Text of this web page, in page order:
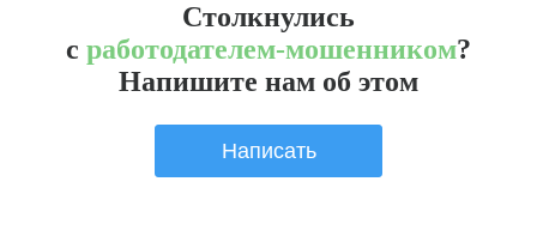
Столкнулись
с работодателем-мошенником?
Напишите нам об этом
Написать